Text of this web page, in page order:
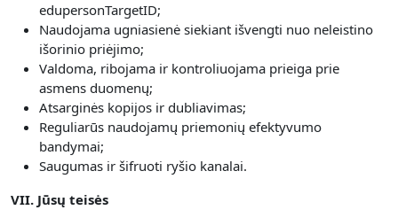
edupersonTargetID;
Naudojama ugniasienė siekiant išvengti nuo neleistino
išorinio priėjimo;
Valdoma, ribojama ir kontroliuojama prieiga prie
asmens duomenų;
Atsarginės kopijos ir dubliavimas;
Reguliarūs naudojamų priemonių efektyvumo
bandymai;
Saugumas ir šifruoti ryšio kanalai.
VII. Jūsų teisės